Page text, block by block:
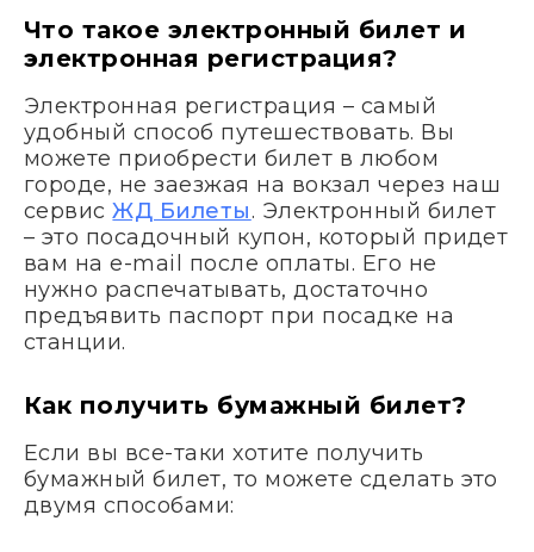
Что такое электронный билет и
электронная регистрация?
Электронная регистрация – самый
удобный способ путешествовать. Вы
можете приобрести билет в любом
городе, не заезжая на вокзал через наш
сервисЖД Билеты. Электронный билет
– это посадочный купон, который придет
вам на e-mail после оплаты. Его не
нужно распечатывать, достаточно
предъявить паспорт при посадке на
станции.
Как получить бумажный билет?
Если вы все-таки хотите получить
бумажный билет, то можете сделать это
двумя способами: